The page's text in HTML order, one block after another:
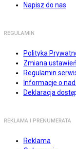
Napisz do nas
REGULAMIN
Polityka
Zmiana
Regulamin
Informacje o
Deklaracja
REKLAMA I PRENUMERATA
Reklama